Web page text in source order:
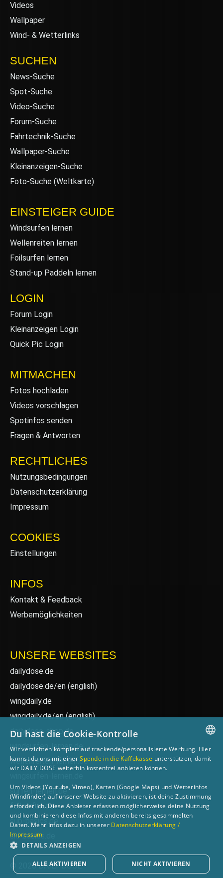
Videos
Wallpaper
Wind- & Wetterlinks
SUCHEN
News-Suche
Spot-Suche
Video-Suche
Forum-Suche
Fahrtechnik-Suche
Wallpaper-Suche
Kleinanzeigen-Suche
Foto-Suche (Weltkarte)
EINSTEIGER GUIDE
Windsurfen lernen
Wellenreiten lernen
Foilsurfen lernen
Stand-up Paddeln lernen
LOGIN
Forum Login
Kleinanzeigen Login
Quick Pic Login
MITMACHEN
Fotos hochladen
Videos vorschlagen
Spotinfos senden
Fragen & Antworten
RECHTLICHES
Nutzungsbedingungen
Datenschutzerklärung
Impressum
COOKIES
Einstellungen
INFOS
Kontakt & Feedback
Werbemöglichkeiten
UNSERE WEBSITES
dailydose.de
dailydose.de/en (english)
wingdaily.de
wingdaily.de/en(english)
dailydose-shop.de
windsurfen-lernen.de
wellenreiten-lernen.de
surfen-lernen.de
foilsurfen.de
sup-basics.de
ski-basics.de
© 2026 DAILY DOSE
GERMAN
Du hast die Cookie-Kontrolle
Wir verzichten komplett auf trackende/personalisierte Werbung. Hier
kannst du uns mit einerSpende in die Kaffekasse unterstützen, damit
wir DAILY DOSE weiterhin kostenfrei anbieten können.
Um Videos (Youtube, Vimeo), Karten (Google Maps) und Wetterinfos
(Windfinder) auf unserer Website zu aktivieren, ist deine Zustimmung
erforderlich. Diese Anbieter erfassen möglicherweise deine Nutzung
und kombinieren diese Infos mit anderen bereits gesammelten
Daten. Mehr Infos dazu in unserer Datenschutzerklärung /
Impressum
DETAILS ANZEIGEN
ALLE AKTIVIEREN NICHT AKTIVIEREN